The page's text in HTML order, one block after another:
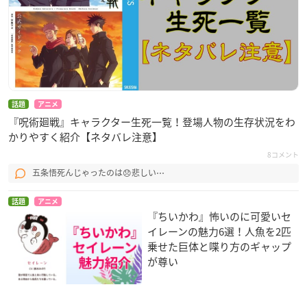
話題 アニメ
『呪術廻戦』キャラクター生死一覧！登場人物の生存状況をわ
かりやすく紹介【ネタバレ注意】
8コメント
五条悟死んじゃったのは😞悲しい⋯
話題 アニメ
『ちいかわ』怖いのに可愛いセ
イレーンの魅力6選！人魚を2匹
乗せた巨体と喋り方のギャップ
が尊い